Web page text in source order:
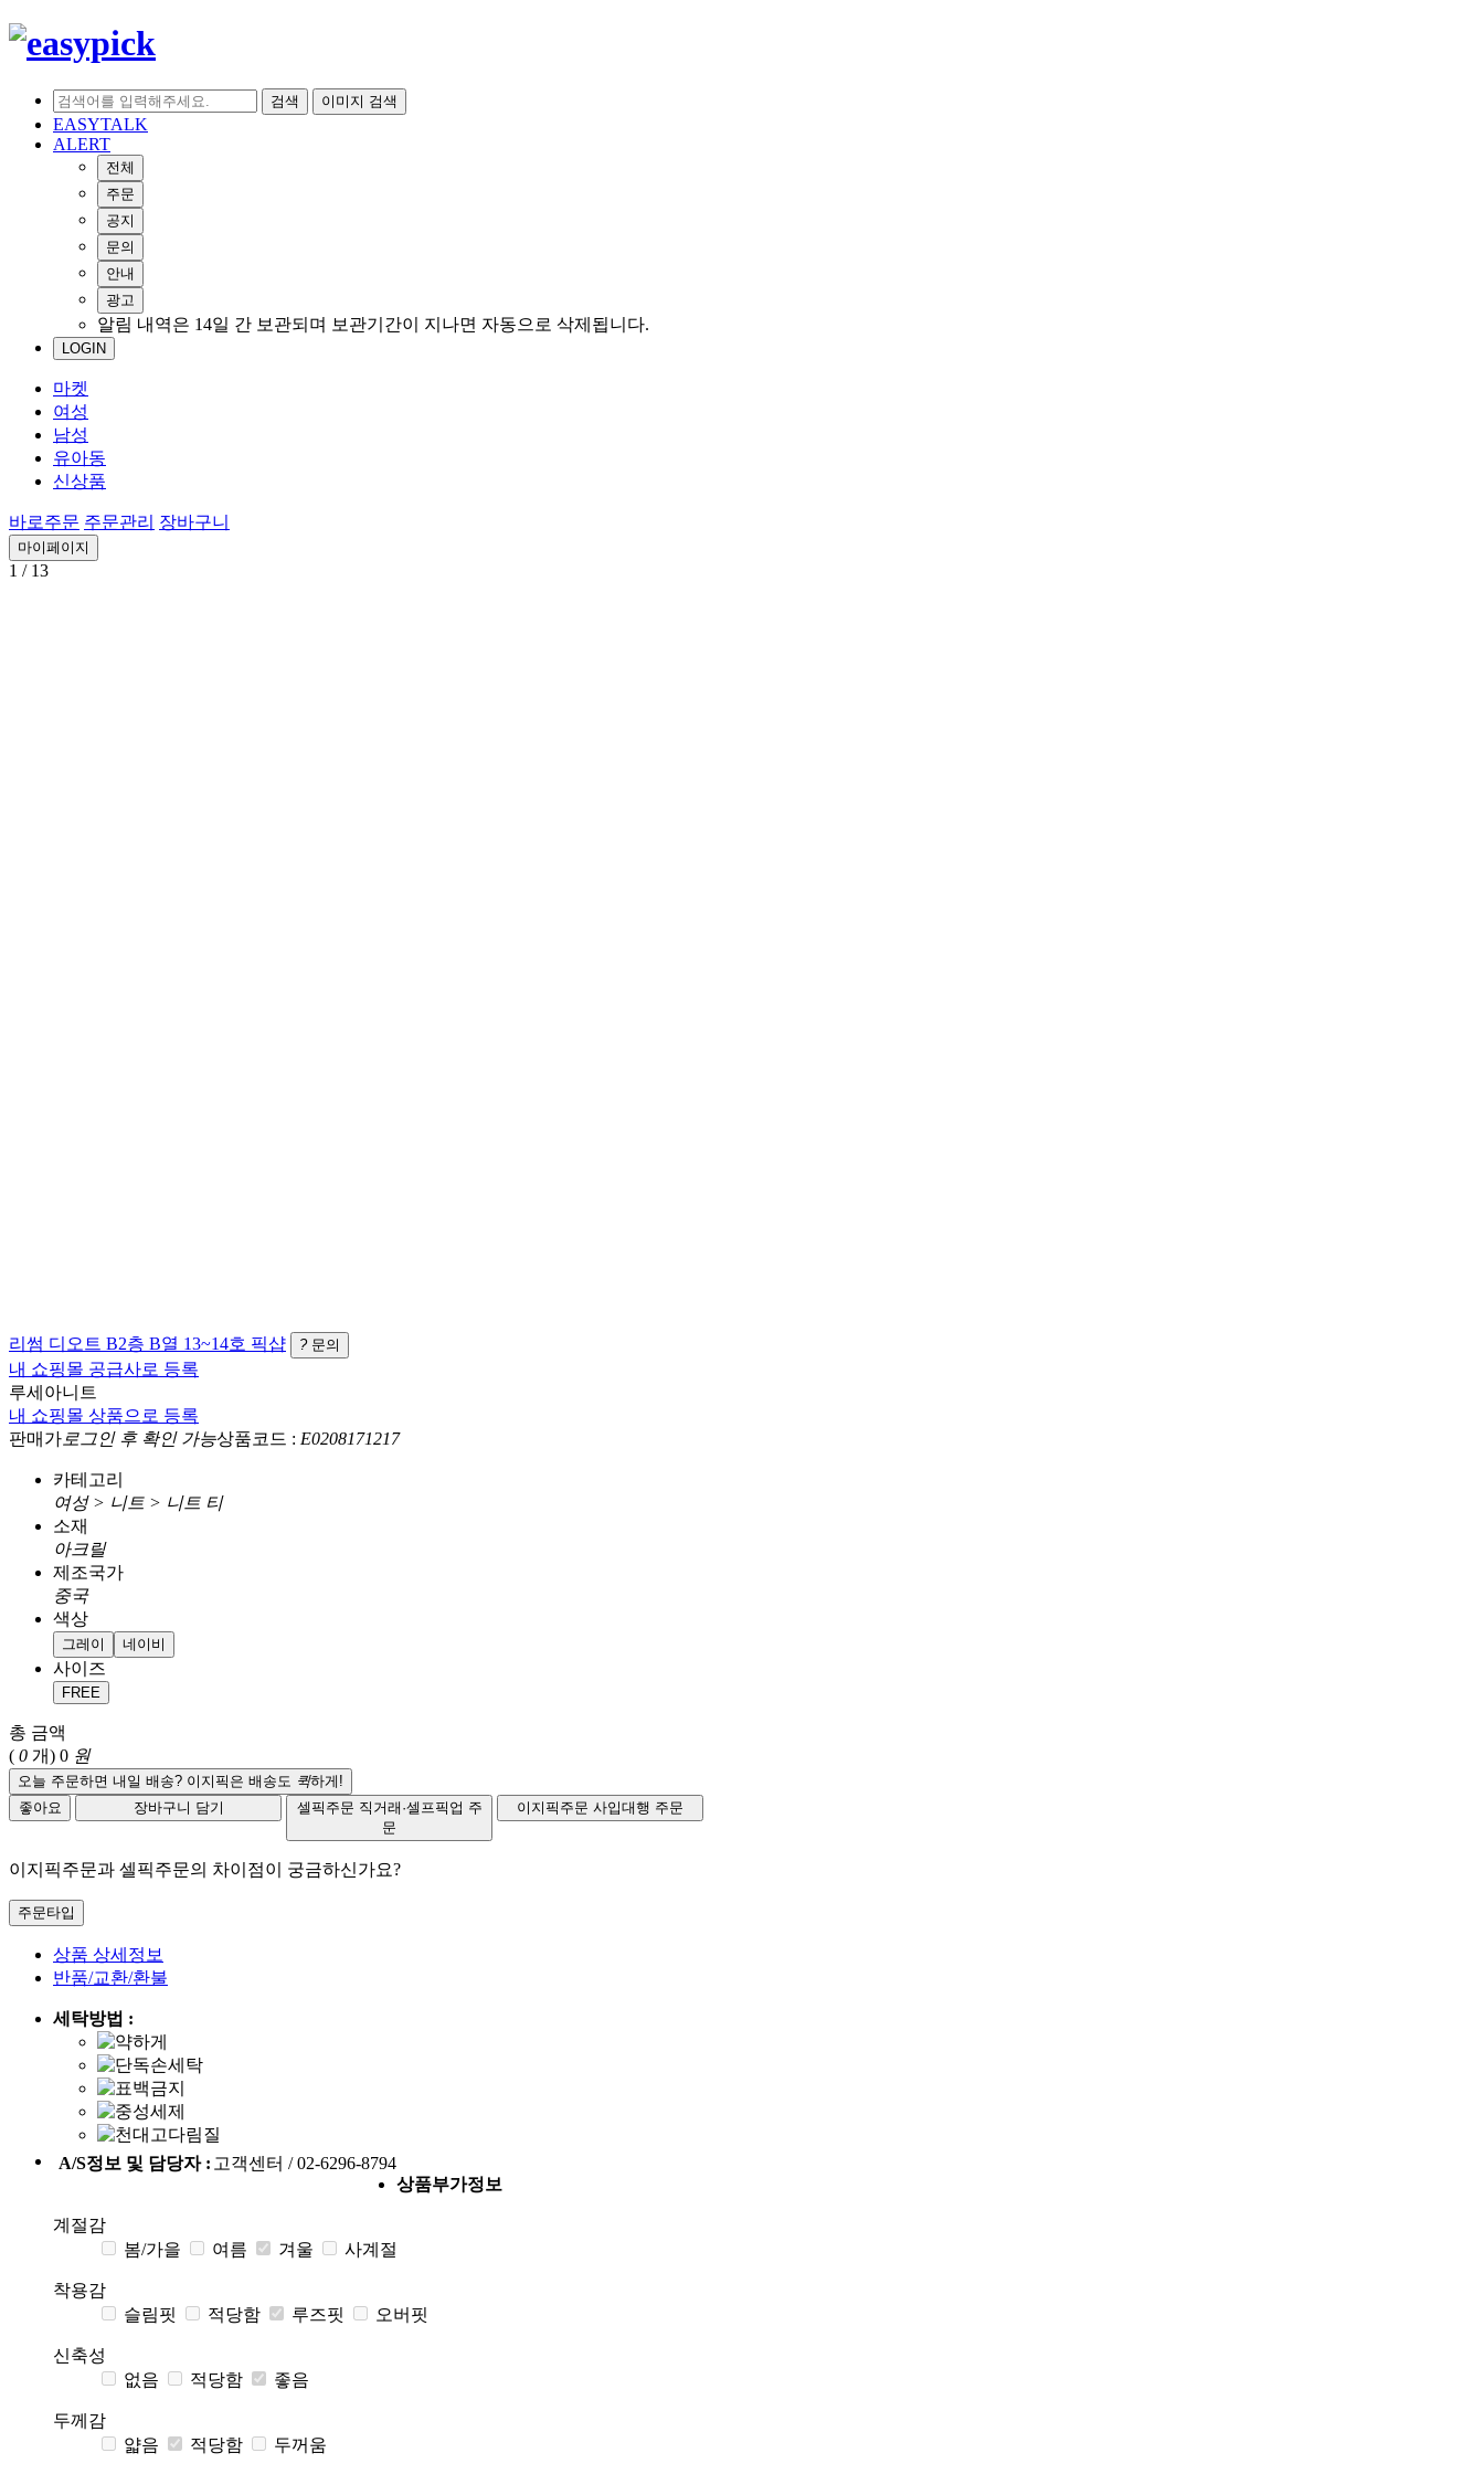
검색 이미지 검색
EASYTALK
ALERT
전체
주문
공지
문의
안내
광고
알림 내역은 14일 간 보관되며 보관기간이 지나면 자동으로 삭제됩니다.
LOGIN
마켓
여성
남성
유아동
신상품
바로주문 주문관리 장바구니
마이페이지
1 / 13
리썸 디오트 B2층 B열 13~14호 픽샵 ? 문의
내 쇼핑몰 공급사로 등록
루세아니트
내 쇼핑몰 상품으로 등록
판매가 로그인 후 확인 가능상품코드 : E0208171217
카테고리
여성 > 니트 > 니트 티
소재
아크릴
제조국가
중국
색상
그레이 네이비
사이즈
FREE
총 금액
( 0 개) 0 원
오늘 주문하면 내일 배송? 이지픽은 배송도 퀵하게!
좋아요
장바구니 담기 셀픽주문 직거래·셀프픽업 주
문
이지픽주문 사입대행 주문
이지픽주문과 셀픽주문의 차이점이 궁금하신가요?
주문타입
상품 상세정보
반품/교환/환불
세탁방법 :
A/S정보 및 담당자 : 고객센터 / 02-6296-8794
상품부가정보
계절감
봄/가을
여름 겨울 사계절
착용감
슬림핏
적당함 루즈핏 오버핏
신축성
없음
적당함 좋음
두께감
얇음
적당함 두꺼움